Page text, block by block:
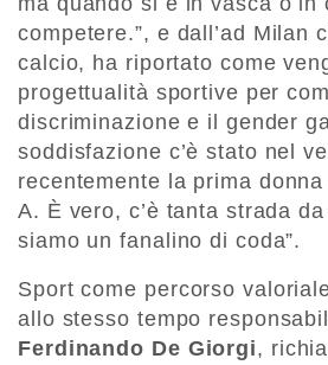
competere.”, e dall’ad Milan
calcio, ha riportato come
progettualità sportive per
discriminazione e il gender
soddisfazione c’è stato nel
recentemente la prima
A. È vero, c’è tanta strada
siamo un fanalino di coda”.
Sport come percorso
allo stesso tempo
Ferdinando De Giorgi,